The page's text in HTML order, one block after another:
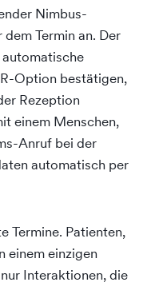
Nimbus-
Termin an. Der
Option bestätigen,
Rezeption
einem Menschen,
Anruf bei der
automatisch per
Termine. Patienten,
einem einzigen
Interaktionen, die